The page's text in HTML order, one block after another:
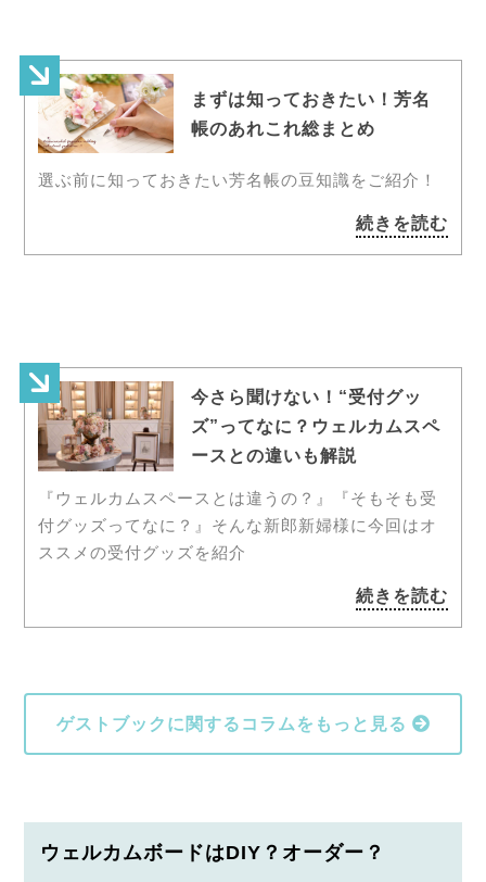
まずは知っておきたい！芳名
帳のあれこれ総まとめ
選ぶ前に知っておきたい芳名帳の豆知識をご紹介！
続きを読む
今さら聞けない！“受付グッ
ズ”ってなに？ウェルカムスペ
ースとの違いも解説
『ウェルカムスペースとは違うの？』『そもそも受
付グッズってなに？』そんな新郎新婦様に今回はオ
ススメの受付グッズを紹介
続きを読む
ゲストブックに関するコラムをもっと見る
ウェルカムボードはDIY？オーダー？